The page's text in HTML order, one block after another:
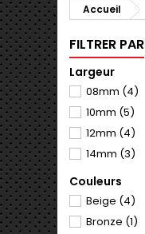
Accueil
FILTRER PAR
Largeur
08mm (4)
10mm (5)
12mm (4)
14mm (3)
Couleurs
Beige (4)
Bronze (1)